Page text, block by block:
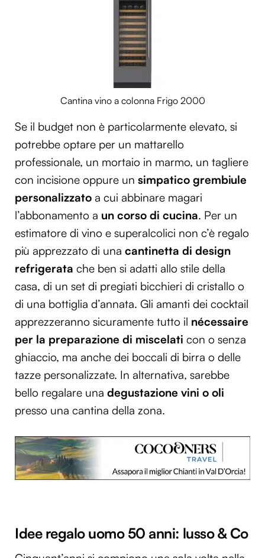
Cantina vino a colonna Frigo 2000
Se il budget non è particolarmente elevato, si
potrebbe optare per un mattarello
professionale, un mortaio in marmo, un tagliere
con incisione oppure un simpatico grembiule
personalizzato a cui abbinare magari
l’abbonamento a un corso di cucina. Per un
estimatore di vino e superalcolici non c’è regalo
più apprezzato di una cantinetta di design
refrigerata che ben si adatti allo stile della
casa, di un set di pregiati bicchieri di cristallo o
di una bottiglia d’annata. Gli amanti dei cocktail
apprezzeranno sicuramente tutto il nécessaire
per la preparazione di miscelati con o senza
ghiaccio, ma anche dei boccali di birra o delle
tazze personalizzate. In alternativa, sarebbe
bello regalare una degustazione vini o oli
presso una cantina della zona.
Idee regalo uomo 50 anni: lusso & Co